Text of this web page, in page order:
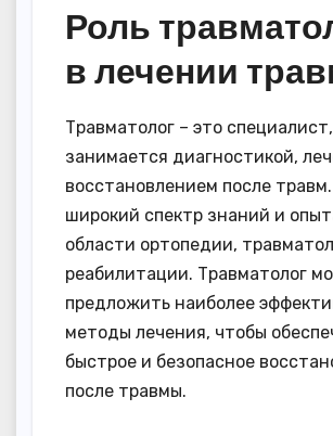
Роль
в лечении
Травматолог – это
занимается диагностикой,
восстановлением после
широкий спектр знаний и
области ортопедии,
реабилитации. Травматолог
предложить наиболее
методы лечения, чтобы
быстрое и безопасное
после травмы.